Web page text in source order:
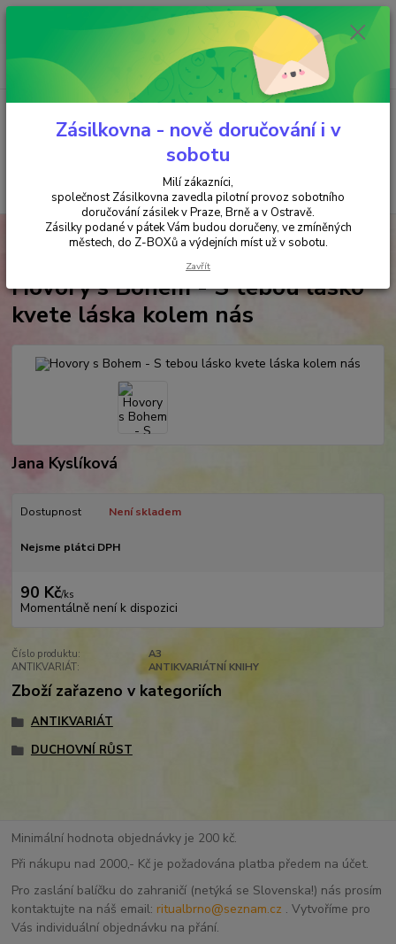
Minimální hodnota objednávky je 200 kč. Při nákupu nad 2000,- Kč je
požadována platba předem na účet.
Menu
+420 737 737 037
(Po-Pá, 9-18 hod.)
za
ANTIKVARIÁT
Hovory s Bohem - S tebou lásko kvete láska kolem
Hovory s Bohem - S tebou lásko
kvete láska kolem nás
Jana Kyslíková
Dostupnost Není skladem
Nejsme plátci DPH
90 Kč/ks
Momentálně není k dispozici
Číslo produktu:
A3
ANTIKVARIÁT:
ANTIKVARIÁTNÍ KNIHY
Zboží zařazeno v kategoriích
ANTIKVARIÁT
DUCHOVNÍ RŮST
Minimální hodnota objednávky je 200 kč.
Při nákupu nad 2000,- Kč je požadována platba předem na účet.
Pro zaslání balíčku do zahraničí (netýká se Slovenska!) nás prosím
kontaktujte na náš email: ritualbrno@seznam.cz . Vytvoříme pro
Vás individuální objednávku na přání.
Zásilkovna - nově doručování i v
sobotu
Milí zákazníci,
společnost Zásilkovna zavedla pilotní provoz sobotního
doručování zásilek v Praze, Brně a v Ostravě.
Zásilky podané v pátek Vám budou doručeny, ve zmíněných
městech, do Z-BOXů a výdejních míst už v sobotu.
Zavřít